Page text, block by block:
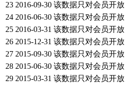
23 2016-09-30 该数据只对会员开放
24 2016-06-30 该数据只对会员开放
25 2016-03-31 该数据只对会员开放
26 2015-12-31 该数据只对会员开放
27 2015-09-30 该数据只对会员开放
28 2015-06-30 该数据只对会员开放
29 2015-03-31 该数据只对会员开放